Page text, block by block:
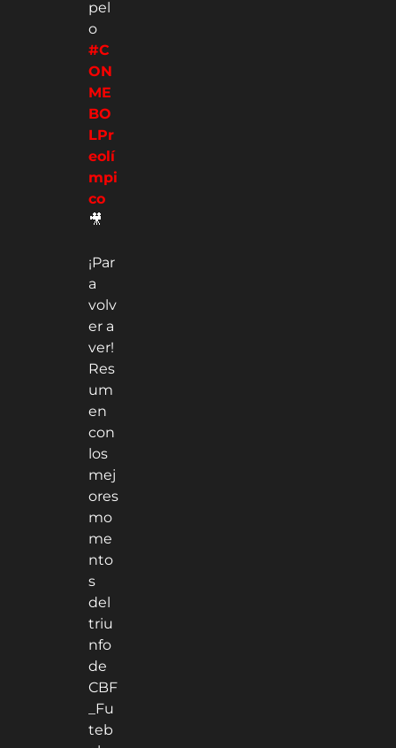
pel
o
#C
ON
ME
BO
LPr
eolí
mpi
co
🎥
¡Par
a
volv
er a
ver!
Res
um
en
con
los
mej
ores
mo
me
nto
s
del
triu
nfo
de
CBF
_Fu
teb